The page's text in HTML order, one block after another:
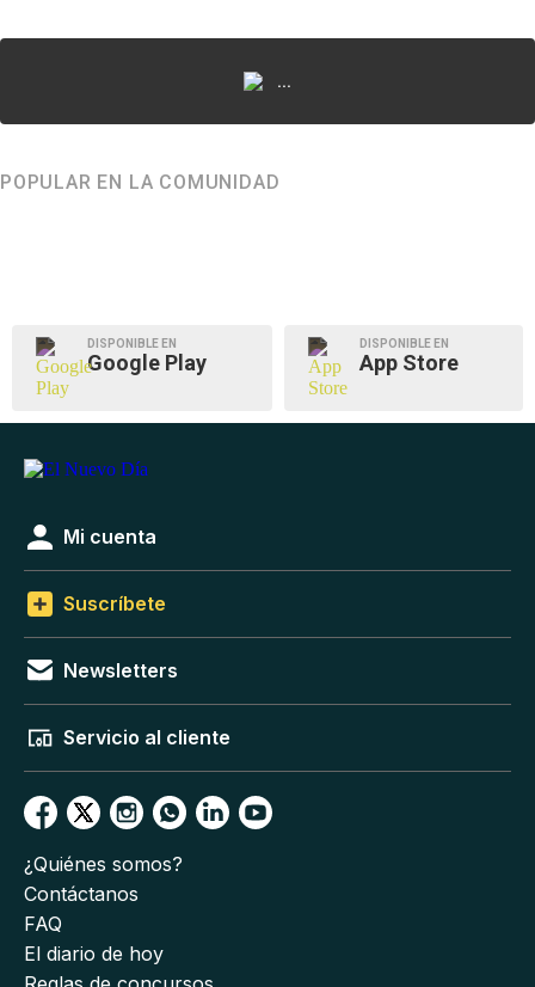
...
POPULAR EN LA COMUNIDAD
DISPONIBLE EN
Google Play
DISPONIBLE EN
App Store
Mi cuenta
Suscríbete
Newsletters
Servicio al cliente
¿Quiénes somos?
Contáctanos
FAQ
El diario de hoy